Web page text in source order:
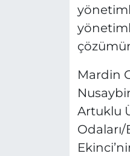
Mardin
Artuklu